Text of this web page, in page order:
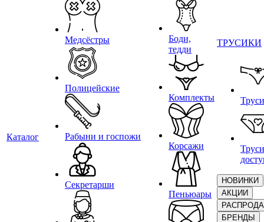
Каталог
Медсёстры
Полицейские
Рабыни и госпожи
Секретарши
Боди,
тедди
Комплекты
Корсажи
Пеньюары
ТРУСИКИ
НОВИНКИ
АКЦИИ
БРЕНДЫ